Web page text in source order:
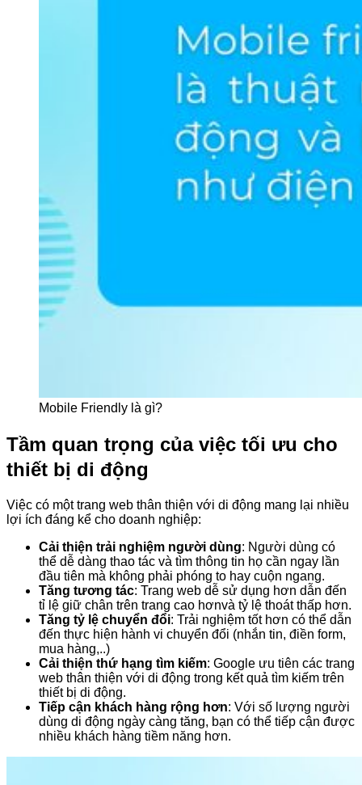
Mobile Friendly là gì?
Tầm quan trọng của việc tối ưu cho
thiết bị di động
Việc có một trang web thân thiện với di động mang lại nhiều
lợi ích đáng kể cho doanh nghiệp:
Cải thiện trải nghiệm người dùng: Người dùng có
thể dễ dàng thao tác và tìm thông tin họ cần ngay lần
đầu tiên mà không phải phóng to hay cuộn ngang.
Tăng tương tác: Trang web dễ sử dụng hơn dẫn đến
tỉ lệ giữ chân trên trang cao hơnvà tỷ lệ thoát thấp hơn.
Tăng tỷ lệ chuyển đổi: Trải nghiệm tốt hơn có thể dẫn
đến thực hiện hành vi chuyển đổi (nhắn tin, điền form,
mua hàng,..)
Cải thiện thứ hạng tìm kiếm: Google ưu tiên các trang
web thân thiện với di động trong kết quả tìm kiếm trên
thiết bị di động.
Tiếp cận khách hàng rộng hơn: Với số lượng người
dùng di động ngày càng tăng, bạn có thể tiếp cận được
nhiều khách hàng tiềm năng hơn.